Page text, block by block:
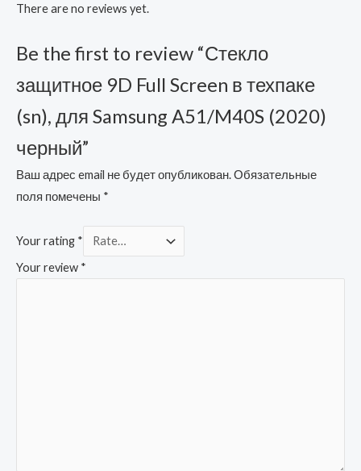
A51/M40S
черный
There are no reviews yet.
Be the first to review “Стекло
защитное 9D Full Screen в техпаке
(sn), для Samsung A51/M40S (2020)
черный”
Ваш адрес email не будет опубликован.Обязательные
поля помечены *
Your rating *
Your review *